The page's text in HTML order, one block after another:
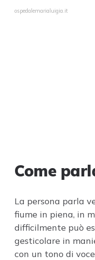
ospedalemarialuigia.it
Come
La persona parla
fiume in piena, in
difficilmente può
gesticolare in
con un tono di